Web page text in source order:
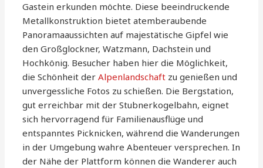
Gastein erkunden möchte. Diese beeindruckende
Metallkonstruktion bietet atemberaubende
Panoramaaussichten auf majestätische Gipfel wie
den Großglockner, Watzmann, Dachstein und
Hochkönig. Besucher haben hier die Möglichkeit,
die Schönheit derAlpenlandschaft zu genießen und
unvergessliche Fotos zu schießen. Die Bergstation,
gut erreichbar mit der Stubnerkogelbahn, eignet
sich hervorragend für Familienausflüge und
entspanntes Picknicken, während die Wanderungen
in der Umgebung wahre Abenteuer versprechen. In
der Nähe der Plattform können die Wanderer auch